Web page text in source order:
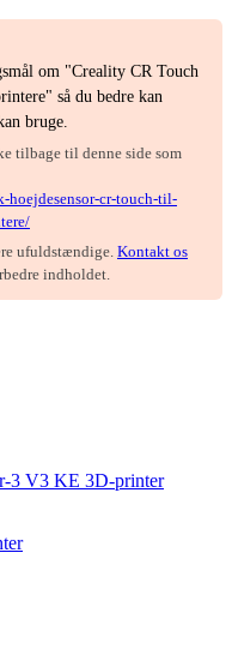
om "Creality CR Touch
så du bedre kan
bruge.
tilbage til denne side som
hoejdesensor-cr-touch-til-
ufuldstændige. Kontakt os
indholdet.